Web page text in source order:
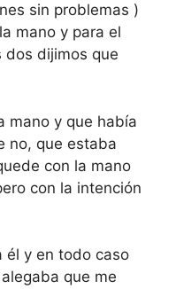
sin problemas )
mano y para el
dos dijimos que
mano y que había
no, que estaba
con la mano
con la intención
él y en todo caso
que me